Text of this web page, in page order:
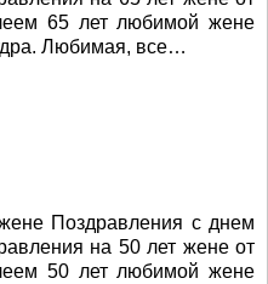
65 лет любимой жене
Любимая, все…
Поздравления с днем
на 50 лет жене от
50 лет любимой жене